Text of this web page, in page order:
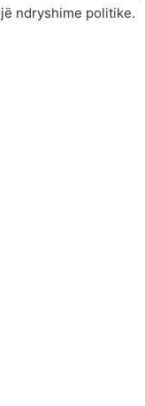
ndryshime politike.